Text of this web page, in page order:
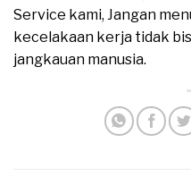
Service kami, Jangan
kecelakaan kerja tidak
jangkauan manusia.